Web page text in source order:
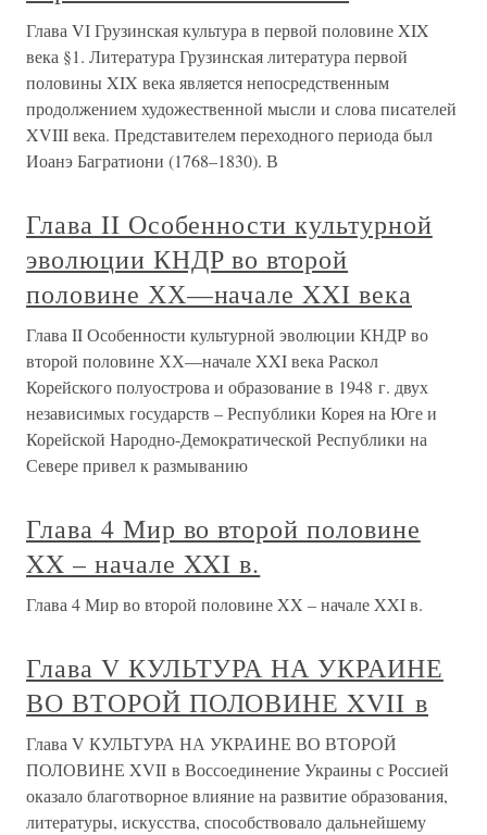
Глава VІ Грузинская культура в первой половине XIX
века §1. Литература Грузинская литература первой
половины XIX века является непосредственным
продолжением художественной мысли и слова писателей
XVIII века. Представителем переходного периода был
Иоанэ Багратиони (1768–1830). В
Глава II Особенности культурной
эволюции КНДР во второй
половине ХХ—начале XXI века
Глава II Особенности культурной эволюции КНДР во
второй половине ХХ—начале XXI века Раскол
Корейского полуострова и образование в 1948 г. двух
независимых государств – Республики Корея на Юге и
Корейской Народно-Демократической Республики на
Севере привел к размыванию
Глава 4 Мир во второй половине
XX – начале XXI в.
Глава 4 Мир во второй половине XX – начале XXI в.
Глава V КУЛЬТУРА НА УКРАИНЕ
ВО ВТОРОЙ ПОЛОВИНЕ XVII в
Глава V КУЛЬТУРА НА УКРАИНЕ ВО ВТОРОЙ
ПОЛОВИНЕ XVII в Воссоединение Украины с Россией
оказало благотворное влияние на развитие образования,
литературы, искусства, способствовало дальнейшему